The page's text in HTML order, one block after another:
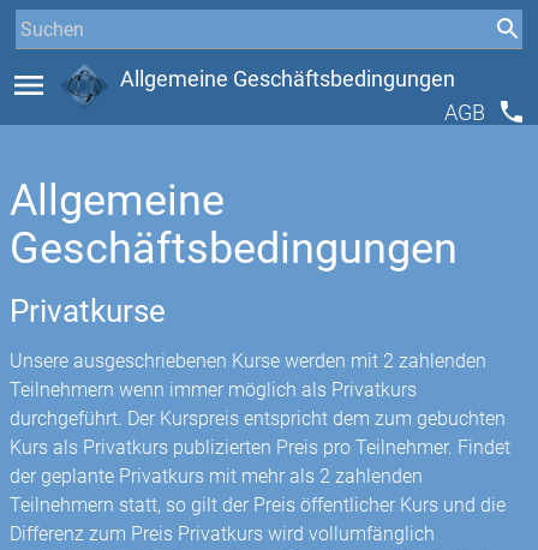
menu
Allgemeine Geschäftsbedingungen
AGB
phone
Allgemeine
Geschäftsbedingungen
Privatkurse
Unsere ausgeschriebenen Kurse werden mit 2 zahlenden
Teilnehmern wenn immer möglich als Privatkurs
durchgeführt. Der Kurspreis entspricht dem zum gebuchten
Kurs als Privatkurs publizierten Preis pro Teilnehmer. Findet
der geplante Privatkurs mit mehr als 2 zahlenden
Teilnehmern statt, so gilt der Preis öffentlicher Kurs und die
Differenz zum Preis Privatkurs wird vollumfänglich